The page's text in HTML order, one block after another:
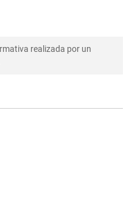
realizada por un